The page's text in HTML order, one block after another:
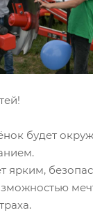
будет
ярким,